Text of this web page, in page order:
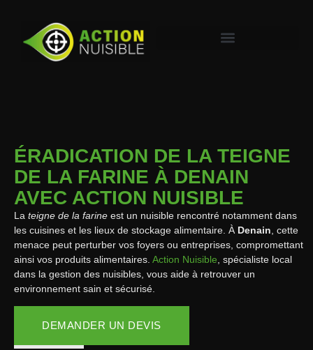
ÉRADICATION DE LA TEIGNE
DE LA FARINE À DENAIN
AVEC ACTION NUISIBLE
La teigne de la farine est un nuisible rencontré notamment dans
les cuisines et les lieux de stockage alimentaire. À Denain , cette
menace peut perturber vos foyers ou entreprises, compromettant
ainsi vos produits alimentaires. Action Nuisible , spécialiste local
dans la gestion des nuisibles, vous aide à retrouver un
environnement sain et sécurisé.
DEMANDER UN DEVIS